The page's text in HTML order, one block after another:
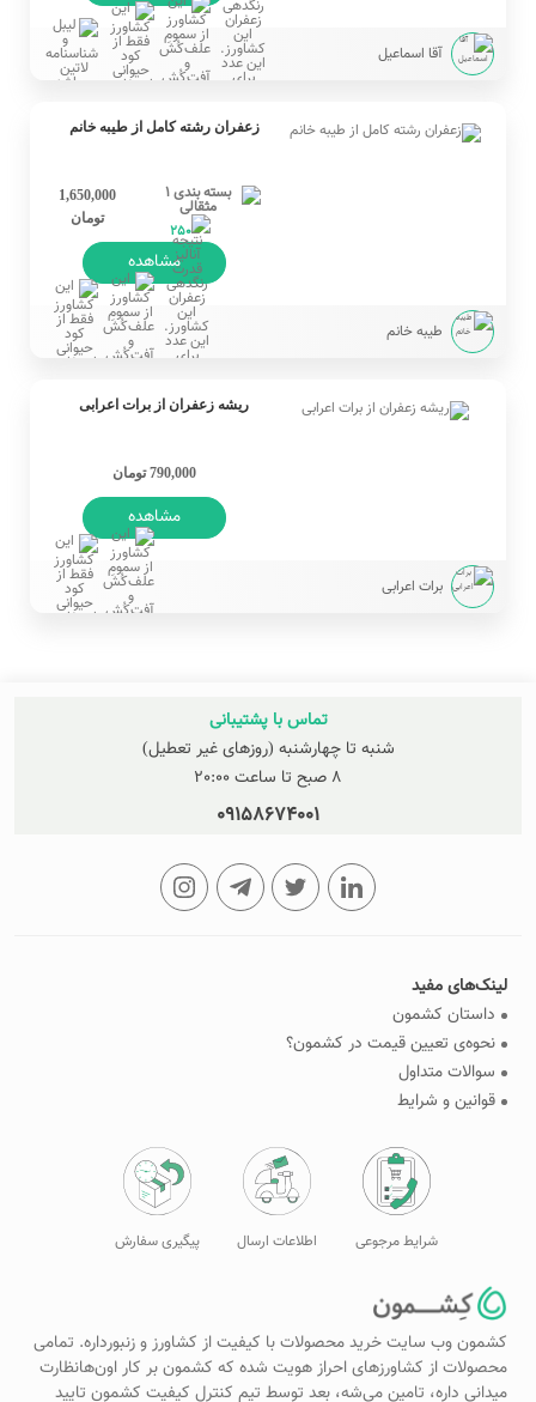
آقا اسماعیل
زعفران رشته کامل از طیبه خانم
1,650,000
تومان
مشاهده
طیبه خانم
250
ریشه زعفران از برات اعرابی
790,000 تومان
مشاهده
برات اعرابی
تماس با پشتیبانی
شنبه تا چهارشنبه (روزهای غیر تعطیل)
8 صبح تا ساعت 20:00
09158674001
کشمون وب سایت خرید محصولات با کیفیت از کشاورز و زنبورداره. تمامی
محصولات از کشاورزهای احراز هویت شده که کشمون بر کار اون‌هانظارت
میدانی داره، تامین می‌شه، بعد توسط تیم کنترل کیفیت کشمون تایید
لینک‌های مفید
داستان کشمون
نحوه‌ی تعیین قیمت در کشمون؟
سوالات متداول
قوانین و شرایط
شرایط مرجوعی اطلاعات ارسال پیگیری سفارش